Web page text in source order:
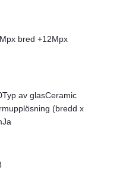
bred +12Mpx
Typ av glasCeramic
(bredd x
Ja